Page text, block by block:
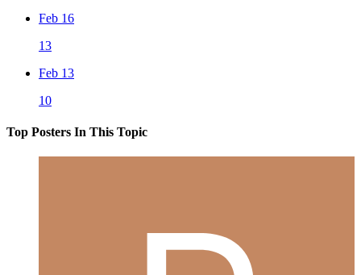
Feb 16
13
Feb 13
10
Top Posters In This Topic